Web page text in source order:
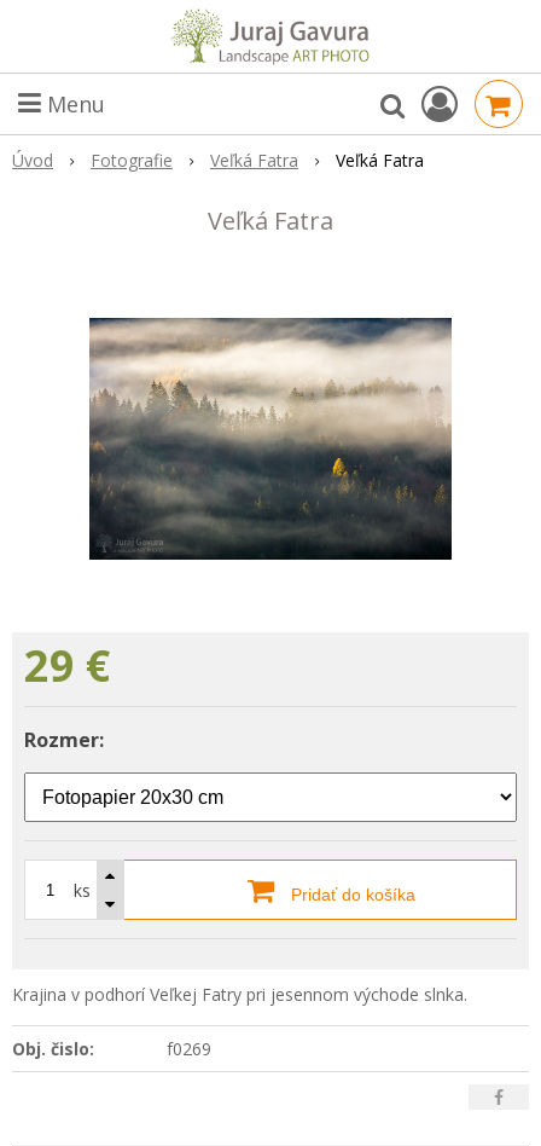
Menu
Úvod Fotografie Veľká Fatra Veľká Fatra
Veľká Fatra
29 €
Rozmer:
ks Pridať do košíka
Krajina v podhorí Veľkej Fatry pri jesennom východe slnka.
Obj. čislo: f0269